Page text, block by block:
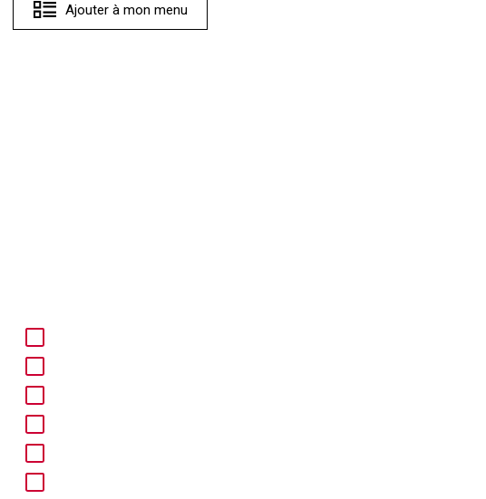
Ajouter à mon menu